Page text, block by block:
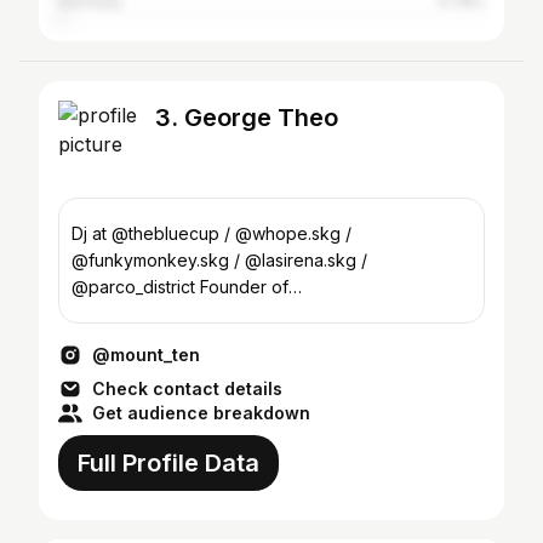
3. George Theo
Dj at @thebluecup / @whope.skg /
@funkymonkey.skg / @lasirena.skg /
@parco_district Founder of
@mount_ten
Check contact details
Get audience breakdown
Full Profile Data